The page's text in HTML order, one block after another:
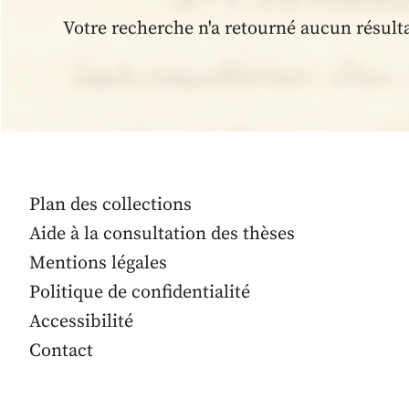
Votre recherche n'a retourné aucun
Plan des collections
Aide à la consultation des thèses
Mentions légales
Politique de confidentialité
Accessibilité
Contact